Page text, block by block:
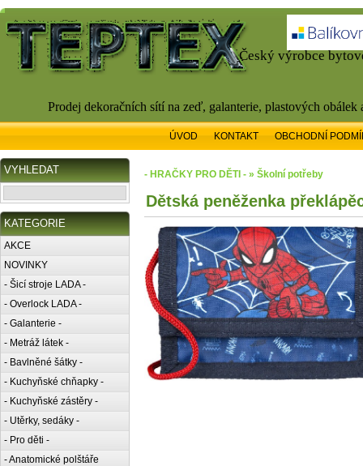
Český výrobce
Prodej dekoračních sítí na zeď, galanterie, plastových
ÚVOD KONTAKT OBCHODNÍ
VYHLEDAT
KATEGORIE
AKCE
NOVINKY
- Šicí stroje LADA -
- Overlock LADA -
- Galanterie -
- Metráž látek -
- Bavlněné šátky -
- Kuchyňské chňapky -
- Kuchyňské zástěry -
- Utěrky, sedáky -
- Pro děti -
- Anatomické polštáře
- HRAČKY PRO DĚTI - » Školní potřeby
Dětská peněženka